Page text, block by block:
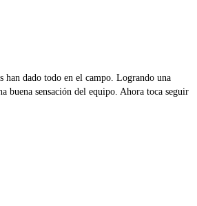
dado todo en el campo. Logrando una
buena sensación del equipo. Ahora toca seguir